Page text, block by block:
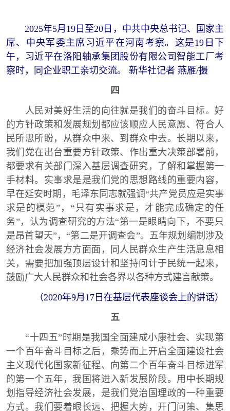
2025年5月19日至20日，中共中央总书记、国家主
席、中央军委主席习近平在河南考察。这是19日下
午，习近平在洛阳轴承集团股份有限公司智能工厂考
察时，同企业职工亲切交流。 新华社记者 燕雁/摄
四
人民对美好生活的向往就是我们的奋斗目标。好
的方针政策和发展规划都应该顺应人民意愿、符合人
民所思所盼，从群众中来、到群众中去。长期以来，
我们党在出台重要方针政策、作出重大决策部署前，
都要求有关部门深入基层调查研究，了解和掌握第一
手材料。实事求是是我们党的思想路线的重要内容，
早在延安时期，毛泽东同志就强调“共产党员应是实事
求是的模范”，“只有实事求是，才能完成确定的任
务”，认为调查研究的方法“第一是眼睛向下，不要只
是昂首望天”，“第二是开调查会”。五年规划编制涉及
经济社会发展方方面面，同人民群众生产生活息息相
关，需要把加强顶层设计和坚持问计于民统一起来，
鼓励广大人民群众和社会各界以各种方式建言献策。
（2020年9月17日在基层代表座谈会上的讲话）
五
“十四五”时期是我国全面建成小康社会、实现第
一个百年奋斗目标之后，乘势而上开启全面建设社会
主义现代化国家新征程、向第二个百年奋斗目标进军
的第一个五年，我国将进入新发展阶段。用中长期规
划指导经济社会发展，是我们党治国理政的一种重要
方式。我们要着眼长远、把握大势，开门问策、集思